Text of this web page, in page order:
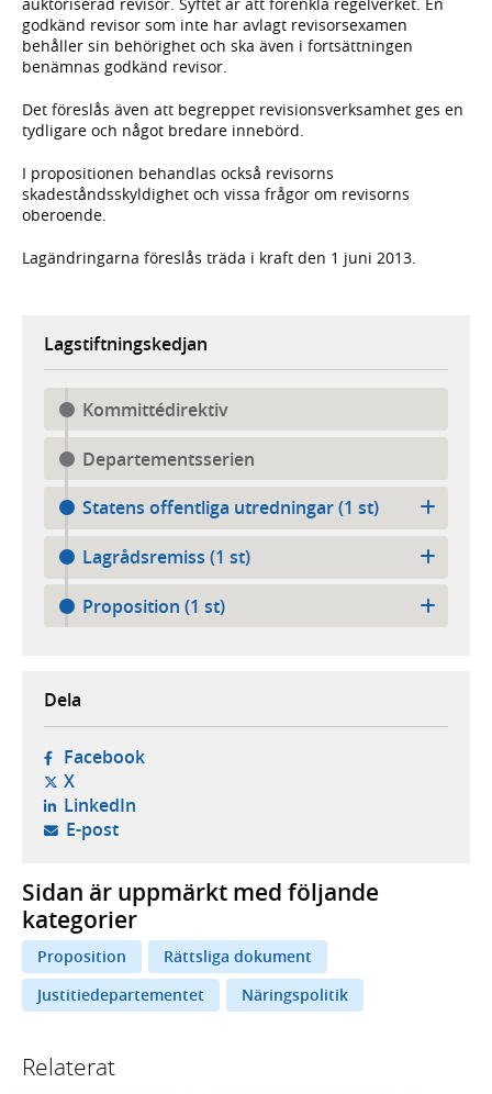
godkänd revisor som inte har avlagt revisorsexamen
behåller sin behörighet och ska även i fortsättningen
benämnas godkänd revisor.
Det föreslås även att begreppet revisionsverksamhet ges en
tydligare och något bredare innebörd.
I propositionen behandlas också revisorns
skadeståndsskyldighet och vissa frågor om revisorns
oberoende.
Lagändringarna föreslås träda i kraft den 1 juni 2013.
Lagstiftningskedjan
Kommittédirektiv
Departementsserien
Statens offentliga utredningar (1 st)
Lagrådsremiss (1 st)
Proposition (1 st)
Dela
Facebook- öppnas i ny flik, extern webbplats,
X- öppnas i ny flik, extern webbplats,
LinkedIn- öppnas i ny flik, extern webbplats,
E-post- öppnar din e-postklient,
Sidan är uppmärkt med följande
kategorier
Proposition
Rättsliga dokument
Justitiedepartementet
Näringspolitik
Relaterat